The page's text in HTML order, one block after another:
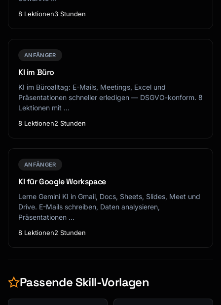
8 Lektionen3 Stunden
ANFÄNGER
KI im Büro
KI im Büroalltag: E-Mails, Meetings, Excel und
Präsentationen schneller erledigen — DSGVO-konform. 8
Lektionen mit …
8 Lektionen2 Stunden
ANFÄNGER
KI für Google Workspace
Lerne Gemini KI in Gmail, Docs, Sheets, Slides, Meet und
Drive. E-Mails schreiben, Daten analysieren,
Präsentationen …
8 Lektionen2 Stunden
Passende Skill-Vorlagen